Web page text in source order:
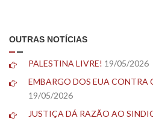
OUTRAS NOTÍCIAS
PALESTINA LIVRE! 19/05/2026
EMBARGO DOS EUA CONTRA
19/05/2026
JUSTIÇA DÁ RAZÃO AO